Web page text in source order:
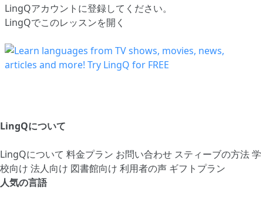
LingQアカウントに登録してください。
LingQでこのレッスンを開く
LingQについて
LingQについて 料金プラン お問い合わせ スティーブの方法学
校向け 法人向け 図書館向け 利用者の声 ギフトプラン
人気の言語